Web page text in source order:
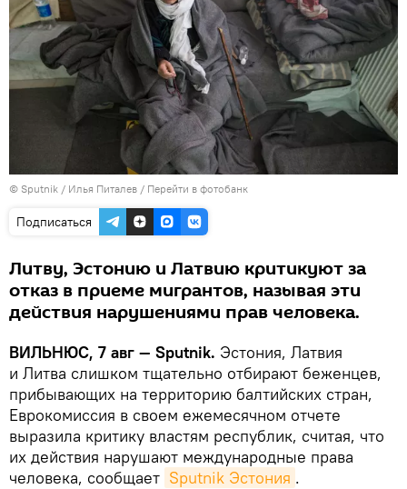
© Sputnik / Илья Питалев / Перейти в фотобанк
Подписаться
Литву, Эстонию и Латвию критикуют за
отказ в приеме мигрантов, называя эти
действия нарушениями прав человека.
ВИЛЬНЮС, 7 авг — Sputnik. Эстония, Латвия
и Литва слишком тщательно отбирают беженцев,
прибывающих на территорию балтийских стран,
Еврокомиссия в своем ежемесячном отчете
выразила критику властям республик, считая, что
их действия нарушают международные права
человека, сообщает Sputnik Эстония .